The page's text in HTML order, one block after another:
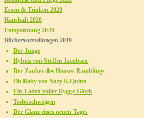
Essen & Trinken 2020
Haushalt 2020
Entspannung 2020
Büchervorstellungen 2019
Der Junge
Hybris von Steffen Jacobsen
Der Zauber des Hauses Ramblings
Oh Baby von Suzy K.Quinn
Ein Laden voller Hygge-Glück
Todesschweigen
Der Glanz eines neuen Tages